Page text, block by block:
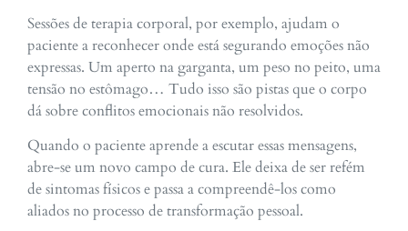
Sessões de terapia corporal, por exemplo, ajudam o
paciente a reconhecer onde está segurando emoções não
expressas. Um aperto na garganta, um peso no peito, uma
tensão no estômago… Tudo isso são pistas que o corpo
dá sobre conflitos emocionais não resolvidos.
Quando o paciente aprende a escutar essas mensagens,
abre-se um novo campo de cura. Ele deixa de ser refém
de sintomas físicos e passa a compreendê-los como
aliados no processo de transformação pessoal.